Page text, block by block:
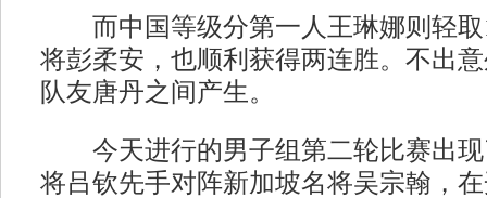
而中国等级分第一人王琳娜则轻取
将彭柔安，也顺利获得两连胜。不出
队友唐丹之间产生。
今天进行的男子组第二轮比赛出现
将吕钦先手对阵新加坡名将吴宗翰，